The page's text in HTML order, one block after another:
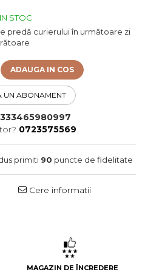
IN STOC
predă curierului în următoare zi
ADAUGA IN COS
UN ABONAMENT
0723575569
primiti 90 puncte de fidelitate
Cere informatii
MAGAZIN DE ÎNCREDERE